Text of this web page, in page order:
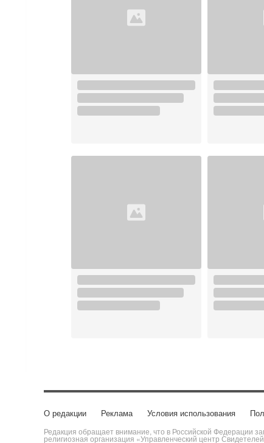
О редакции Реклама Условия использования
Редакция обращает внимание, что в Российской Федерации
религиозная организация «Управленческий центр